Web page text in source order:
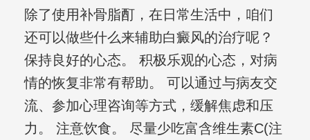
除了使用补骨脂酊，在日常生活中，咱们
还可以做些什么来辅助白癜风的治疗呢？
保持良好的心态。 积极乐观的心态，对病
情的恢复非常有帮助。 可以通过与病友交
流、参加心理咨询等方式，缓解焦虑和压
力。 注意饮食。 尽量少吃富含维生素C(注